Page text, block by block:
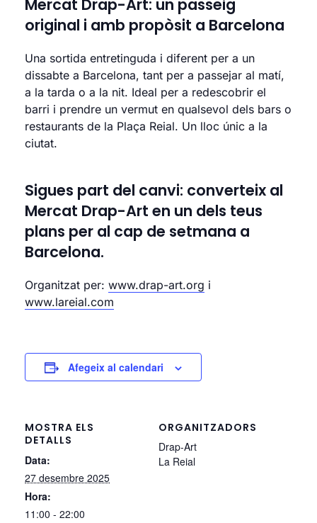
Mercat Drap-Art: un passeig
original i amb propòsit a Barcelona
Una sortida entretinguda i diferent per a un
dissabte a Barcelona, tant per a passejar al matí,
a la tarda o a la nit. Ideal per a redescobrir el
barri i prendre un vermut en qualsevol dels bars o
restaurants de la Plaça Reial. Un lloc únic a la
ciutat.
Sigues part del canvi: converteix al
Mercat Drap-Art en un dels teus
plans per al cap de setmana a
Barcelona.
Organitzat per: www.drap-art.org i
www.lareial.com
Afegeix al calendari
MOSTRA ELS
DETALLS
Data:
27 desembre 2025
Hora:
11:00 - 22:00
ORGANITZADORS
Drap-Art
La Reial